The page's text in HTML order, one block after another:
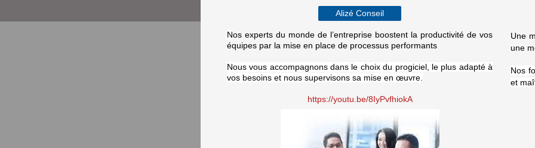
Alizé Conseil
Nos experts du monde de l’entreprise boostent la productivité de vos
équipes par la mise en place de processus performants
Nous vous accompagnons dans le choix du progiciel, le plus adapté à
vos besoins et nous supervisons sa mise en œuvre.
https://youtu.be/8IyPvfhiokA
Une
une
Nos
et